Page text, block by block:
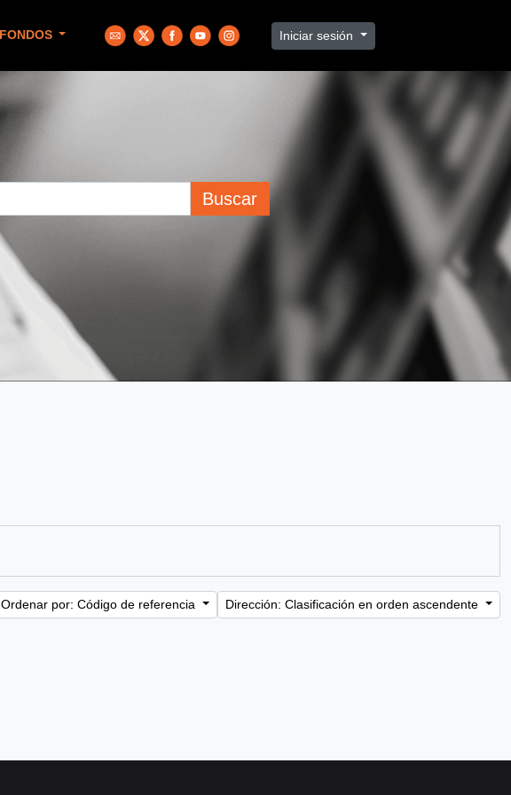
FONDOS Iniciar sesión
Buscar
Ordenar por: Código de referencia Dirección: Clasificación en orden ascendente